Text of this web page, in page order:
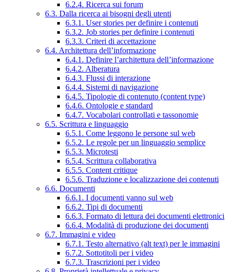
6.2.4. Ricerca sui forum
6.3. Dalla ricerca ai bisogni degli utenti
6.3.1. User stories per definire i contenuti
6.3.2. Job stories per definire i contenuti
6.3.3. Criteri di accettazione
6.4. Architettura dell’informazione
6.4.1. Definire l’architettura dell’informazione
6.4.2. Alberatura
6.4.3. Flussi di interazione
6.4.4. Sistemi di navigazione
6.4.5. Tipologie di contenuto (content type)
6.4.6. Ontologie e standard
6.4.7. Vocabolari controllati e tassonomie
6.5. Scrittura e linguaggio
6.5.1. Come leggono le persone sul web
6.5.2. Le regole per un linguaggio semplice
6.5.3. Microtesti
6.5.4. Scrittura collaborativa
6.5.5. Content critique
6.5.6. Traduzione e localizzazione dei contenuti
6.6. Documenti
6.6.1. I documenti vanno sul web
6.6.2. Tipi di documenti
6.6.3. Formato di lettura dei documenti elettronici
6.6.4. Modalità di produzione dei documenti
6.7. Immagini e video
6.7.1. Testo alternativo (alt text) per le immagini
6.7.2. Sottotitoli per i video
6.7.3. Trascrizioni per i video